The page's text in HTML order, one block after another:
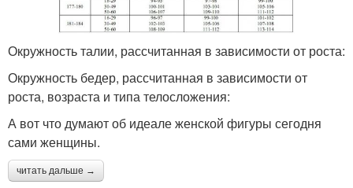
Окружность талии, рассчитанная в зависимости от роста:
Окружность бедер, рассчитанная в зависимости от
роста, возраста и типа телосложения:
А вот что думают об идеале женской фигуры сегодня
сами женщины.
читать дальше →